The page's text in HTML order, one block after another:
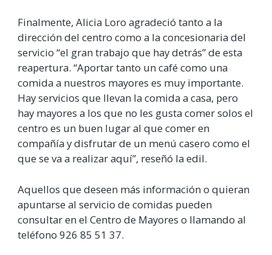
Finalmente, Alicia Loro agradeció tanto a la
dirección del centro como a la concesionaria del
servicio “el gran trabajo que hay detrás” de esta
reapertura. “Aportar tanto un café como una
comida a nuestros mayores es muy importante.
Hay servicios que llevan la comida a casa, pero
hay mayores a los que no les gusta comer solos el
centro es un buen lugar al que comer en
compañía y disfrutar de un menú casero como el
que se va a realizar aquí”, reseñó la edil.
Aquellos que deseen más información o quieran
apuntarse al servicio de comidas pueden
consultar en el Centro de Mayores o llamando al
teléfono 926 85 51 37.